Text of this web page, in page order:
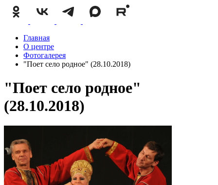
Главная
О центре
Фотогалерея
"Поет село родное" (28.10.2018)
"Поет село родное"
(28.10.2018)